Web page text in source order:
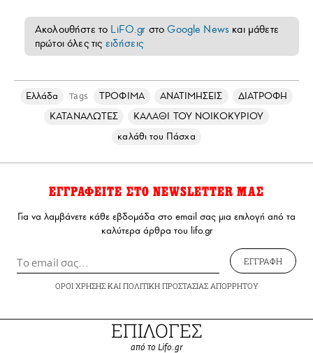
Ακολουθήστε το LiFO.gr στοGoogle News και μάθετε
πρώτοι όλες τις ειδήσεις
Ελλάδα Tags ΤΡΟΦΙΜΑ ΑΝΑΤΙΜΗΣΕΙΣ
ΔΙΑΤΡΟΦΗ
ΚΑΤΑΝΑΛΩΤΕΣ
ΚΑΛΑΘΙ ΤΟΥ ΝΟΙΚΟΚΥΡΙΟΥ
καλάθι του Πάσχα
ΕΓΓΡΑΦΕΙΤΕ ΣΤΟ NEWSLETTER ΜΑΣ
Για να λαμβάνετε κάθε εβδομάδα στο email σας μια επιλογή από τα
καλύτερα άρθρα του lifo.gr
ΕΓΓΡΑΦΗ
ΟΡΟΙ ΧΡΗΣΗΣΚΑΙ ΠΟΛΙΤΙΚΗ ΠΡΟΣΤΑΣΙΑΣ ΑΠΟΡΡΗΤΟΥ
ΕΠΙΛΟΓΕΣ
από το Lifo.gr